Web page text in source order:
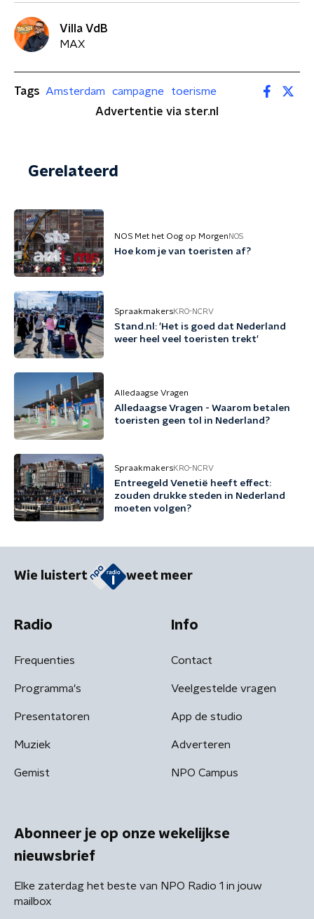
Villa VdB
MAX
Tags Amsterdam campagne
toerisme
Advertentie via ster.nl
Gerelateerd
NOS Met het Oog op Morgen NOS
Hoe kom je van toeristen af?
SpraakmakersKRO-NCRV
Stand.nl: 'Het is goed dat Nederland
weer heel veel toeristen trekt'
Alledaagse Vragen
Alledaagse Vragen - Waarom betalen
toeristen geen tol in Nederland?
SpraakmakersKRO-NCRV
Entreegeld Venetië heeft effect:
zouden drukke steden in Nederland
moeten volgen?
Wie luistert weet meer
Radio
Frequenties
Programma's
Presentatoren
Muziek
Gemist
Info
Contact
Veelgestelde vragen
App de studio
Adverteren
NPO Campus
Abonneer je op onze wekelijkse
nieuwsbrief
Elke zaterdag het beste van NPO Radio 1 in jouw
mailbox